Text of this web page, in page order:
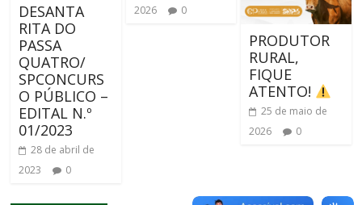
DESANTA
RITA DO
PASSA
QUATRO/
SPCONCURS
O PÚBLICO –
EDITAL N.º
01/2023
28 de abril de
2023
0
2026 0
PRODUTOR
RURAL,
FIQUE
ATENTO!
25 de maio de
2026
0